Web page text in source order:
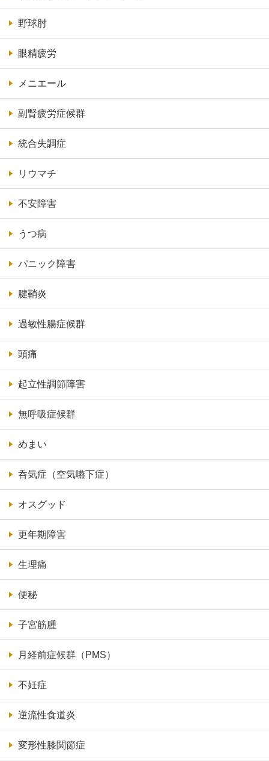
野球肘
眼精疲労
メニエール
副腎疲労症候群
統合失調症
リウマチ
不安障害
うつ病
パニック障害
腱鞘炎
過敏性腸症候群
頭痛
起立性調節障害
無呼吸症候群
めまい
呑気症（空気嚥下症）
オスグッド
更年期障害
生理痛
便秘
子宮筋腫
月経前症候群（PMS）
不妊症
逆流性食道炎
変形性膝関節症